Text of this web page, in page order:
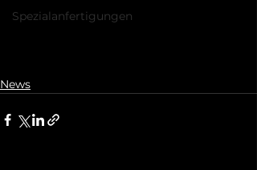
Spezialanfertigungen
News